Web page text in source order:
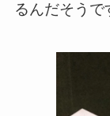
るんだそうで